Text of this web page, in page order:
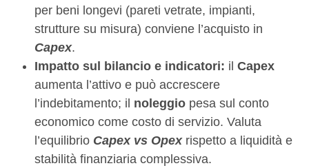
per beni longevi (pareti vetrate, impianti,
strutture su misura) conviene l’acquisto in
Capex.
Impatto sul bilancio e indicatori: il Capex
aumenta l’attivo e può accrescere
l’indebitamento; il noleggio pesa sul conto
economico come costo di servizio. Valuta
l’equilibrio Capex vs Opexrispetto a liquidità e
stabilità finanziaria complessiva.